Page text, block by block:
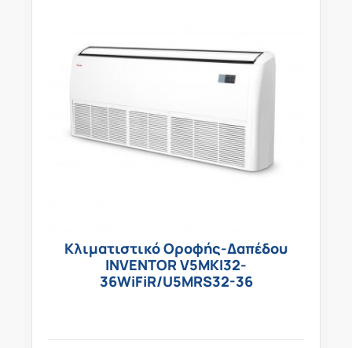
Κλιματιστικό Οροφής-Δαπέδου
INVENTOR V5MKI32-
36WiFiR/U5MRS32-36